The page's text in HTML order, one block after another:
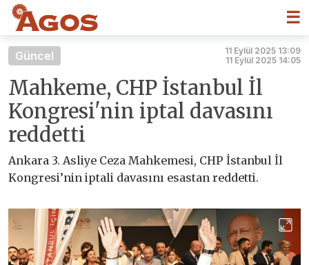
☰
Güncel
11 Eylül 2025 13:09
11 Eylül 2025 14:05
Mahkeme, CHP İstanbul İl
Kongresi'nin iptal davasını
reddetti
Ankara 3. Asliye Ceza Mahkemesi, CHP İstanbul İl
Kongresi’nin iptali davasını esastan reddetti.